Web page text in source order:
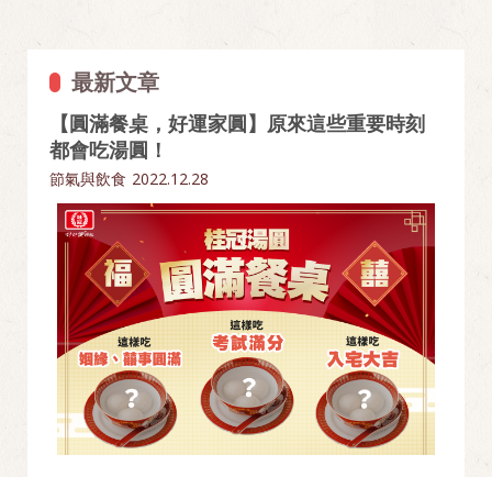
最新文章
【圓滿餐桌，好運家圓】原來這些重要時刻
都會吃湯圓！
節氣與飲食 2022.12.28